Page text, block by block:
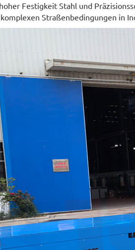
Festigkeit Stahl und
Straßenbedingungen in